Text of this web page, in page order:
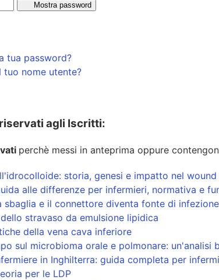
Mostra password
tua password?
nome utente?
agli Iscritti:
perchè messi in anteprima oppure
storia, genesi e impatto nel
alle differenze per infermieri, normativa e
sbaglia e il connettore diventa fonte di infezione
stravaso da emulsione lipidica
della vena cava inferiore
sul microbioma orale e polmonare: un'analisi
in Inghilterra: guida completa per
per le LDP